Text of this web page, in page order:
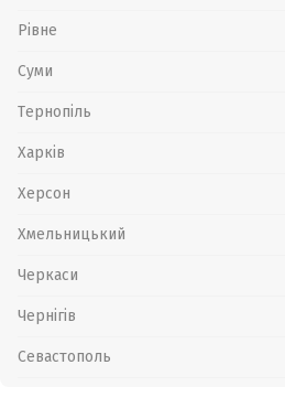
Рівне
Суми
Тернопіль
Харків
Херсон
Хмельницький
Черкаси
Чернігів
Севастополь